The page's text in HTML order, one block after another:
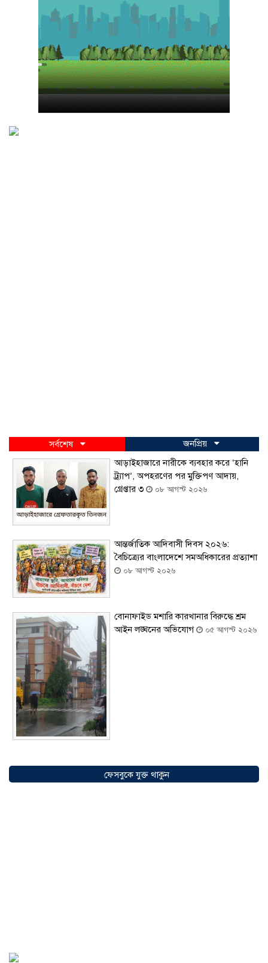
সর্বশেষ
জনপ্রিয়
আড়াইহাজারে নারীকে ব্যবহার করে ‘হানি
ট্র্যাপ’, অপহরণের পর মুক্তিপণ আদায়,
গ্রেপ্তার ৩
০৮ আগস্ট ২০২৬
আন্তর্জাতিক আদিবাসী দিবস ২০২৬:
বৈচিত্র্যের বাংলাদেশে সমঅধিকারের প্রত্যাশা
০৮ আগস্ট ২০২৬
বোনাফাইড মশারি কারখানার বিরুদ্ধে শ্রম
আইন লঙ্ঘনের অভিযোগ
০৫ আগস্ট ২০২৬
অগ্রযাত্রায় নতুন অধ্যায়, উদ্বোধন হলো ‘শিফা
মোহাম্মদিয়া ফিশারিজ’
০৫ আগস্ট ২০২৬
ফেসবুকে যুক্ত থাকুন